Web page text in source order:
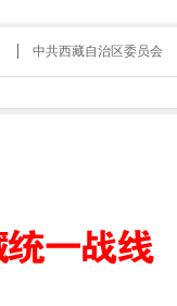
中共西藏自治区委员会